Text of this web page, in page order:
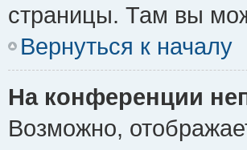
страницы. Там вы
Вернуться к началу
На конференции
Возможно,